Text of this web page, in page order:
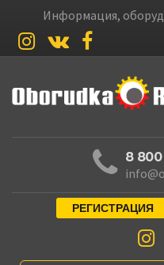
Информация,
8 800
РЕГИСТРАЦИЯ